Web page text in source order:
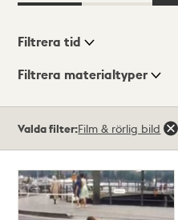
Visningsläge
Filtrera tid
Filtrera materialtyper
träffar
Valda filter:Film & rörlig bild